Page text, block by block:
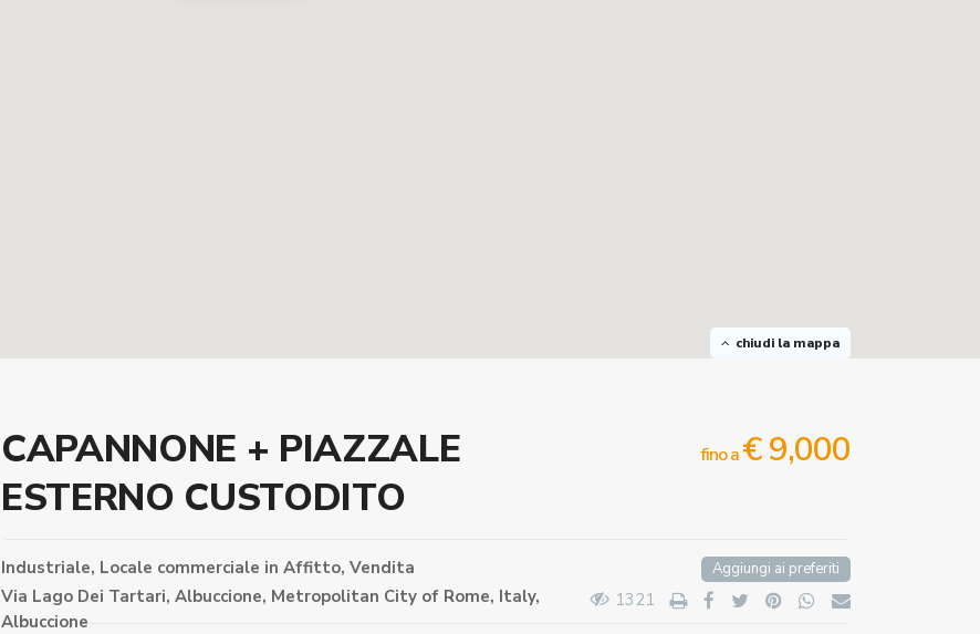
chiudi la mappa
CAPANNONE + PIAZZALE
ESTERNO CUSTODITO
fino a€ 9,000
Industriale, Locale commerciale in Affitto, Vendita
Via Lago Dei Tartari, Albuccione, Metropolitan City of Rome, Italy,
Albuccione
Aggiungi ai preferiti
1321